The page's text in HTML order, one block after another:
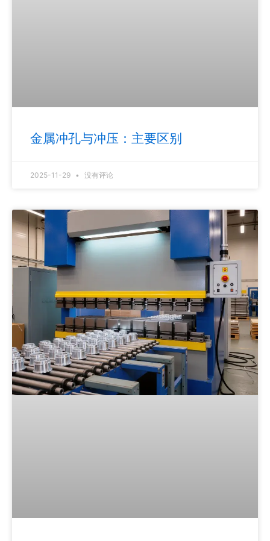
金属冲孔与冲压：主要区别
2025-11-29 没有评论